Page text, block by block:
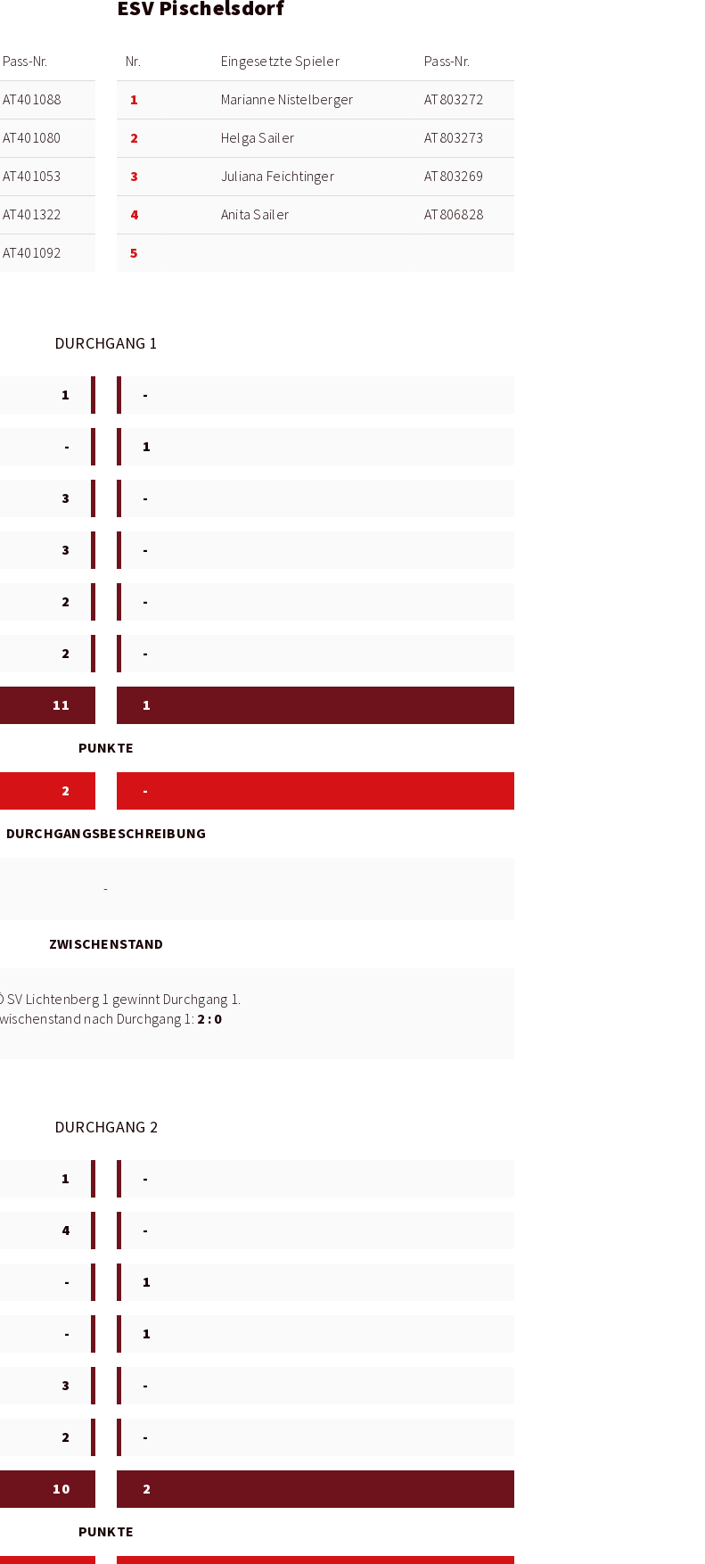
Pass-Nr.
AT401088
AT401080
AT401053
AT401322
AT401092
ESV Pischelsdorf
Nr. Eingesetzte Spieler Pass-Nr.
1 Marianne Nistelberger AT803272
2 Helga Sailer AT803273
3 Juliana Feichtinger AT803269
4 Anita Sailer AT806828
5
DURCHGANG 1
1 -
- 1
3 -
3 -
2 -
2 -
11 1
PUNKTE
2 -
DURCHGANGSBESCHREIBUNG
-
ZWISCHENSTAND
SV Lichtenberg 1 gewinnt Durchgang 1.
nach Durchgang 1: 2 : 0
DURCHGANG 2
1 -
4 -
- 1
- 1
3 -
2 -
10 2
PUNKTE